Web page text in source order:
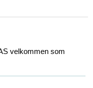
velkommen som